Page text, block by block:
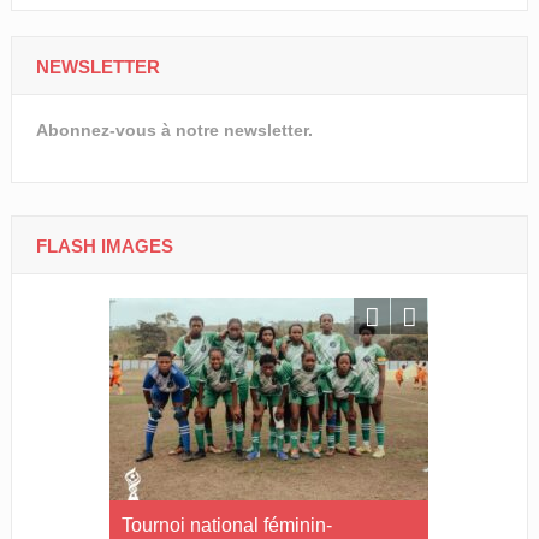
NEWSLETTER
Abonnez-vous à notre newsletter.
FLASH IMAGES
Tournoi national féminin-